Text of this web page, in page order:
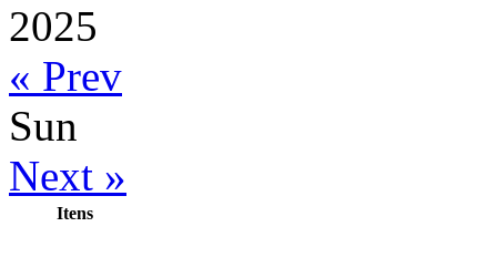
2025
« Prev
Sun
Next »
Itens